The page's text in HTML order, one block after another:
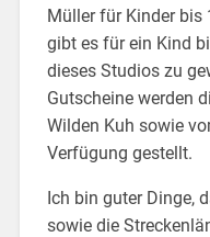
Müller für Kinder bis
gibt es für ein Kind
dieses Studios zu
Gutscheine werden
Wilden Kuh sowie
Verfügung gestellt.
Ich bin guter Dinge,
sowie die